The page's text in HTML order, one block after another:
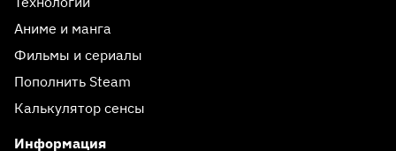
Аниме и манга
Фильмы и сериалы
Пополнить Steam
Калькулятор сенсы
Информация